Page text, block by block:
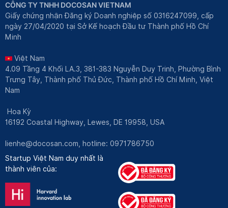
CÔNG TY TNHH DOCOSAN VIETNAM
Giấy chứng nhận Đăng ký Doanh nghiệp số 0316247099, cấp
ngày 27/04/2020 tại Sở Kế hoạch Đầu tư Thành phố Hồ Chí
Minh
Việt Nam
4.09 Tầng 4 Khối LA.3, 381-383 Nguyễn Duy Trinh, Phường Bình
Trưng Tây, Thành phố Thủ Đức, Thành phố Hồ Chí Minh, Việt
Nam
Hoa Kỳ
16192 Coastal Highway, Lewes, DE 19958, USA
lienhe@docosan.com, hotline: 0971786750
Startup Việt Nam duy nhất là
thành viên của: